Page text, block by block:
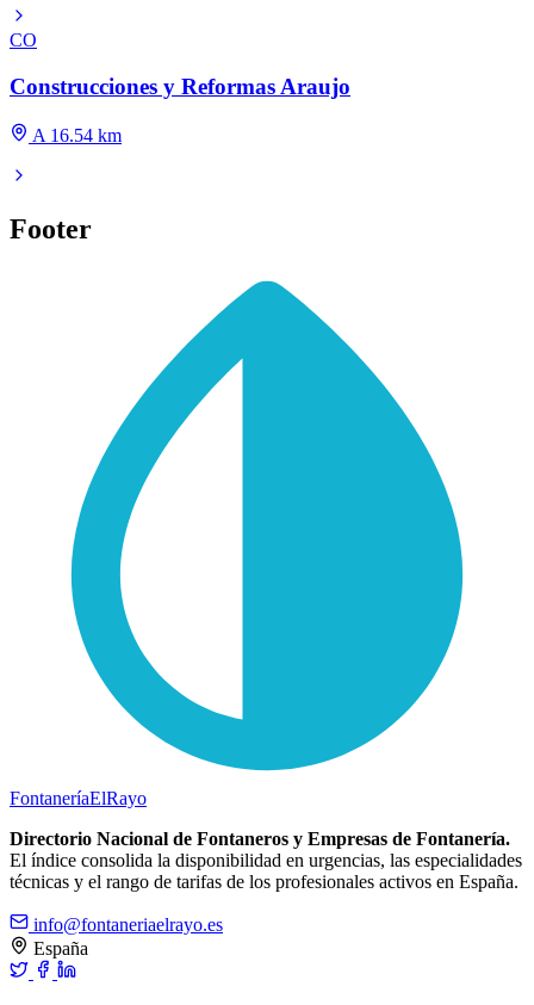
CO
Construcciones y Reformas Araujo
A 16.54 km
Footer
FontaneríaElRayo
Directorio Nacional de Fontaneros y Empresas de Fontanería.
El índice consolida la disponibilidad en urgencias, las especialidades
técnicas y el rango de tarifas de los profesionales activos en España.
info@fontaneriaelrayo.es
España